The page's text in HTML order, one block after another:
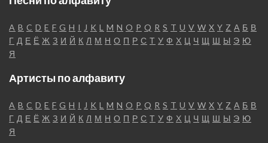
A B C D E F G H I J K L M N O P Q R S T U V W X Y Z А Б В
Г Д Е Ё Ж З И Й К Л М Н О П Р С Т У Ф Х Ц Ч Щ Ш Ы Э Ю
Я
Артисты по алфавиту
A B C D E F G H I J K L M N O P Q R S T U V W X Y Z А Б В
Г Д Е Ё Ж З И Й К Л М Н О П Р С Т У Ф Х Ц Ч Щ Ш Ы Э Ю
Я